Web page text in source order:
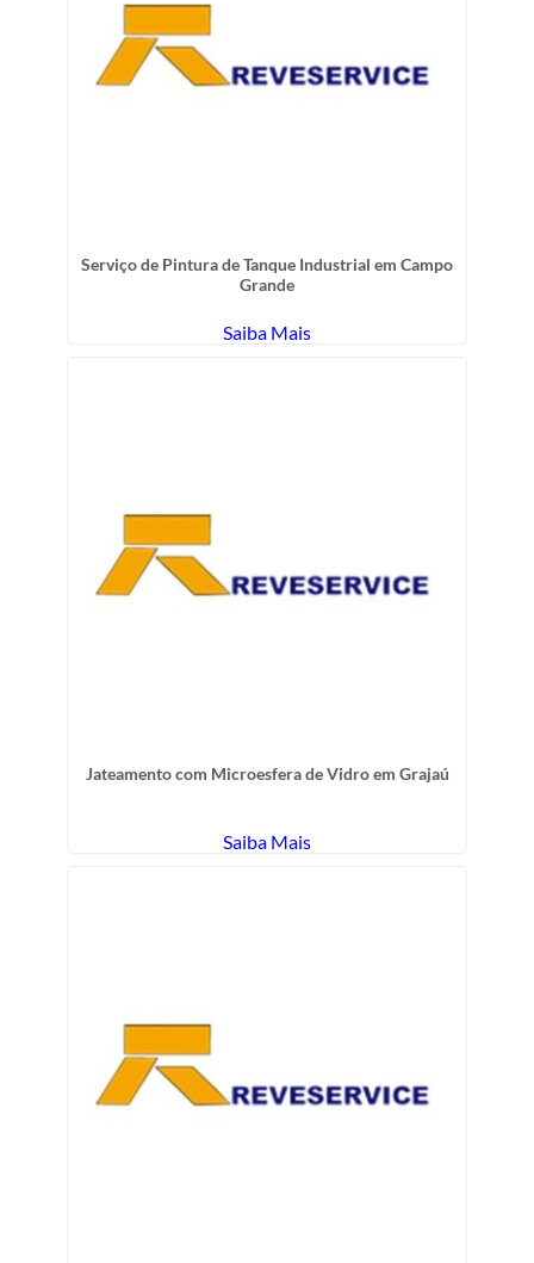
Serviço de Pintura de Tanque Industrial em Campo
Grande
Saiba Mais
Jateamento com Microesfera de Vidro em Grajaú
Saiba Mais